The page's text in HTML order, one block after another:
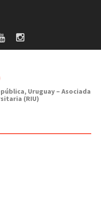
Uruguay – Asociada
(RIU)